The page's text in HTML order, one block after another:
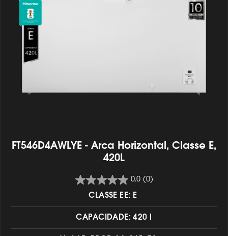
FT546D4AWLYE - Arca Horizontal, Classe E,
420L
0.0 (0)
CLASSE EE: E
CAPACIDADE: 420 l